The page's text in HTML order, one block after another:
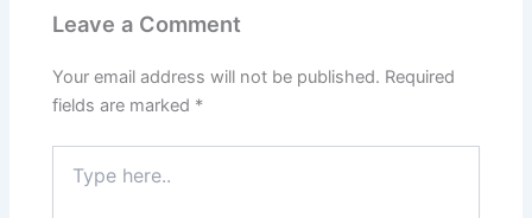
Leave a Comment
Your email address will not be published. Required
fields are marked *
here..